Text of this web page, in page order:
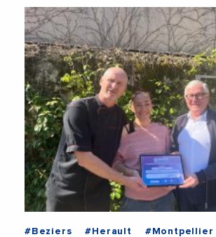
#Beziers #Herault #Montpellier